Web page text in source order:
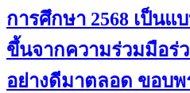
การศึกษา 2568 เป็น
ขึ้นจากความร่วมมือร่
อย่างดีมาตลอด ขอบ